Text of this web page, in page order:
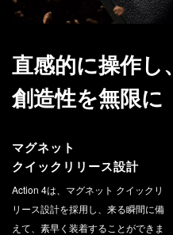
直感的に操作し、
創造性を無限に
マグネット
クイックリリース設計
Action 4は、マグネット クイックリ
リース設計を採用し、来る瞬間に備
えて、素早く装着することができま